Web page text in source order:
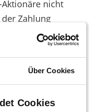
Über Cookies
Cookies
nicht
Zahlung
– wie sonst
sondern
33 oder per